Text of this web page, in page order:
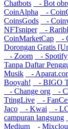
Chatbots
- Bot
CoinAlpha
-
CoinsGods
-
NFTsniper
-
CoinMarketCap
-
Dorongan Gratis
- Zoom
- Spotify
Tanpa Daftar
Musik
-
Booyah!
- BIGO
- Change org
-
TtingLive
-
Jaco
- Kwai -
campuran langsung
Medium
-